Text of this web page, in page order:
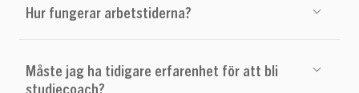
Hur fungerar arbetstiderna?
Måste jag ha tidigare erfarenhet för att bli